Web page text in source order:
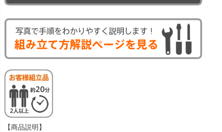
【商品説明】